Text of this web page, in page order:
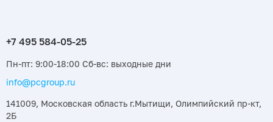
Пн-пт: 9:00-18:00 Сб-вс: выходные дни
info@pcgroup.ru
141009, Московская область г.Мытищи, Олимпийский пр-кт,
2Б